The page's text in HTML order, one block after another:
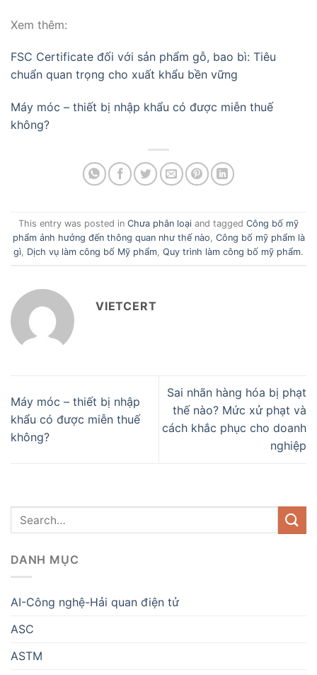
Xem thêm:
FSC Certificate đối với sản phẩm gỗ, bao bì: Tiêu
chuẩn quan trọng cho xuất khẩu bền vững
Máy móc – thiết bị nhập khẩu có được miễn thuế
không?
This entry was posted in Chưa phân loại and tagged Công bố mỹ
phẩm ảnh hưởng đến thông quan như thế nào, Công bố mỹ phẩm là
gì, Dịch vụ làm công bố Mỹ phẩm, Quy trình làm công bố mỹ phẩm.
VIETCERT
Máy móc – thiết bị nhập
khẩu có được miễn thuế
không?
Sai nhãn hàng hóa bị phạt
thế nào? Mức xử phạt và
cách khắc phục cho doanh
nghiệp
DANH MỤC
AI-Công nghệ-Hải quan điện tử
ASC
ASTM